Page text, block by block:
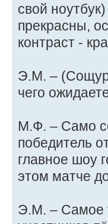
свой
прекрасны,
контраст -
Э.М. –
чего
М.Ф. – Само
победитель
главное шоу
этом матче
Э.М. – Самое